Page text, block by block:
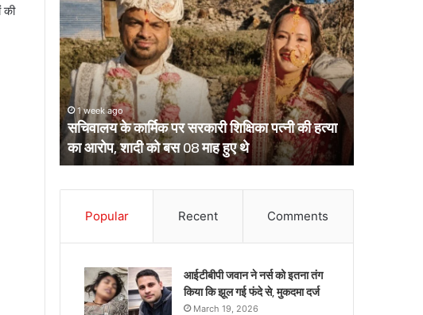
की
के
कार्मिक
पर
सरकारी
शिक्षिका
पत्नी
की
हत्या
का
आरोप,
माह
1 week ago
सचिवालय के कार्मिक पर सरकारी शिक्षिका पत्नी की हत्या
का आरोप, शादी को बस 08 माह हुए थे
के
दो
आईपीएस
पहुंचे
हाईकोर्ट,
आईजी
भेजे
Popular Recent Comments
आईटीबीपी जवान ने नर्स को इतना तंग
किया कि झूल गई फंदे से, मुकदमा दर्ज
March 19, 2026